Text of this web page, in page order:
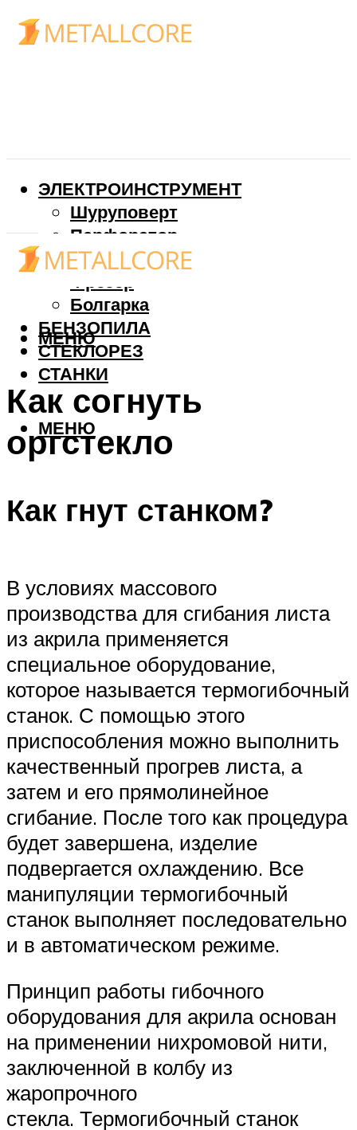
ЭЛЕКТРОИНСТРУМЕНТ
Шуруповерт
Перфоратор
Дрель
Фрезер
Болгарка
БЕНЗОПИЛА
СТЕКЛОРЕЗ
СТАНКИ
МЕНЮ
МЕНЮ
Как согнуть
оргстекло
Как гнут станком?
В условиях массового
производства для сгибания листа
из акрила применяется
специальное оборудование,
которое называется термогибочный
станок. С помощью этого
приспособления можно выполнить
качественный прогрев листа, а
затем и его прямолинейное
сгибание. После того как процедура
будет завершена, изделие
подвергается охлаждению. Все
манипуляции термогибочный
станок выполняет последовательно
и в автоматическом режиме.
Принцип работы гибочного
оборудования для акрила основан
на применении нихромовой нити,
заключенной в колбу из
жаропрочного
стекла. Термогибочный станок